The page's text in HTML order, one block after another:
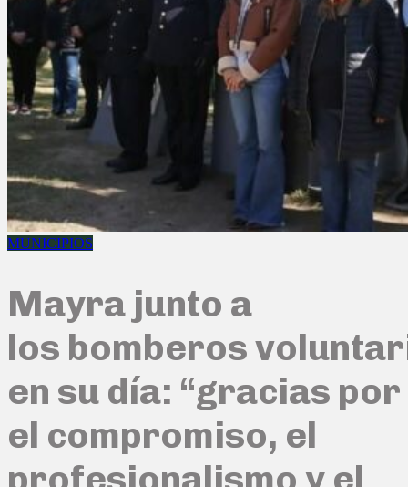
MUNICIPIOS
Mayra junto a
los bomberos
en su día: “gracias por
el compromiso, el